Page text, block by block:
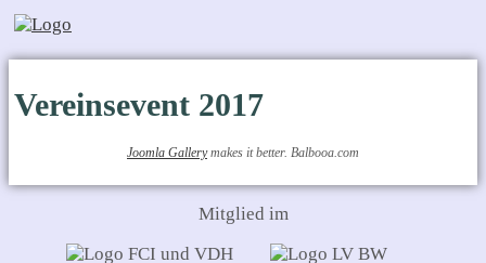
Vereinsevent 2017
Joomla Gallerymakes it better. Balbooa.com
Mitglied im